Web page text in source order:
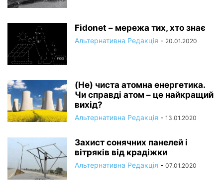
Fidonet – мережа тих, хто знає
Альтернативна Редакція - 20.01.2020
(Не) чиста атомна енергетика.
Чи справді атом – це найкращий
вихід?
Альтернативна Редакція - 13.01.2020
Захист сонячних панелей і
вітряків від крадіжки
Альтернативна Редакція - 07.01.2020